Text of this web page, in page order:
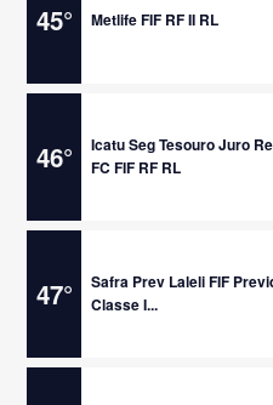
45° Metlife FIF RF II RL
46°
Icatu Seg Tesouro Juro
FC FIF RF RL
47°
Safra Prev Laleli FIF
Classe I...